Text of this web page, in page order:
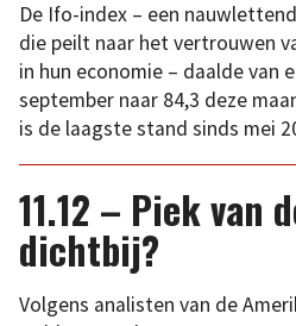
De Ifo-index – een
die peilt naar het vertrouwen
in hun economie – daalde van
september naar 84,3 deze
is de laagste stand sinds mei
11.12 – Piek van
dichtbij?
Volgens analisten van de